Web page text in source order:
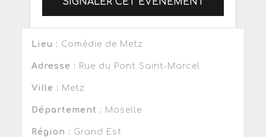
Lieu : Comédie de Metz
Adresse : Rue du Pont Saint-Marcel
Ville : Metz
Département : Moselle
Région : Grand Est